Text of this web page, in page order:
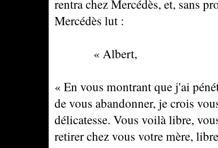
rentra chez Mercédès, et, sans
Mercédès lut :
« Albert,
« En vous montrant que j'ai
de vous abandonner, je crois
délicatesse. Vous voilà libre,
retirer chez vous votre mère,